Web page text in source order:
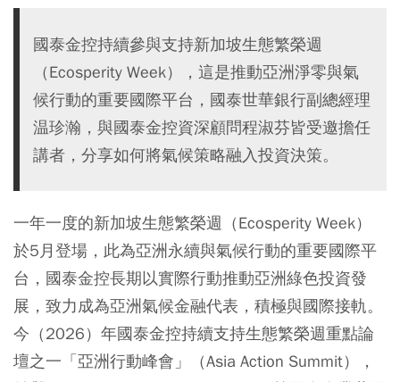
國泰金控持續參與支持新加坡生態繁榮週
（Ecosperity Week），這是推動亞洲淨零與氣
候行動的重要國際平台，國泰世華銀行副總經理
温珍瀚，與國泰金控資深顧問程淑芬皆受邀擔任
講者，分享如何將氣候策略融入投資決策。
一年一度的新加坡生態繁榮週（Ecosperity Week）
於5月登場，此為亞洲永續與氣候行動的重要國際平
台，國泰金控長期以實際行動推動亞洲綠色投資發
展，致力成為亞洲氣候金融代表，積極與國際接軌。
今（2026）年國泰金控持續支持生態繁榮週重點論
壇之一「亞洲行動峰會」（Asia Action Summit），